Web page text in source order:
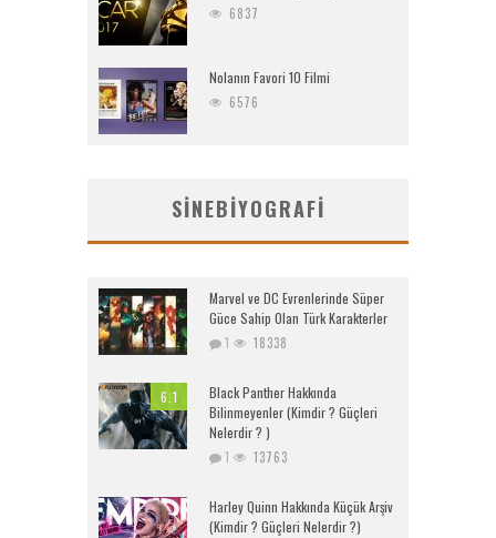
6837
Nolanın Favori 10 Filmi
6576
SINEBIYOGRAFI
Marvel ve DC Evrenlerinde Süper
Güce Sahip Olan Türk Karakterler
1 18338
6.1
Black Panther Hakkında
Bilinmeyenler (Kimdir ? Güçleri
Nelerdir ? )
1 13763
Harley Quinn Hakkında Küçük Arşiv
(Kimdir ? Güçleri Nelerdir ?)